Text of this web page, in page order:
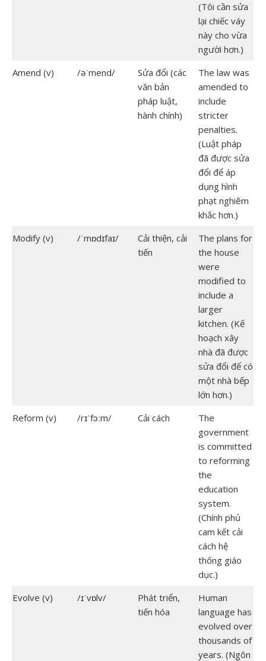
(Tôi cần sửa
lại chiếc váy
này cho vừa
người hơn.)
Amend (v)
/əˈmend/
Sửa đổi (các
văn bản
pháp luật,
hành chính)
The law was
amended to
include
stricter
penalties.
(Luật pháp
đã được sửa
đổi để áp
dụng hình
phạt nghiêm
khắc hơn.)
Modify (v)
/ˈmɒdɪfaɪ/
Cải thiện, cải
tiến
The plans for
the house
were
modified to
include a
larger
kitchen. (Kế
hoạch xây
nhà đã được
sửa đổi để có
một nhà bếp
lớn hơn.)
Reform (v)
/rɪˈfɔːm/ Cải cách
The
government
is committed
to reforming
the
education
system.
(Chính phủ
cam kết cải
cách hệ
thống giáo
dục.)
Evolve (v)
/ɪˈvɒlv/
Phát triển,
tiến hóa
Human
language has
evolved over
thousands of
years. (Ngôn